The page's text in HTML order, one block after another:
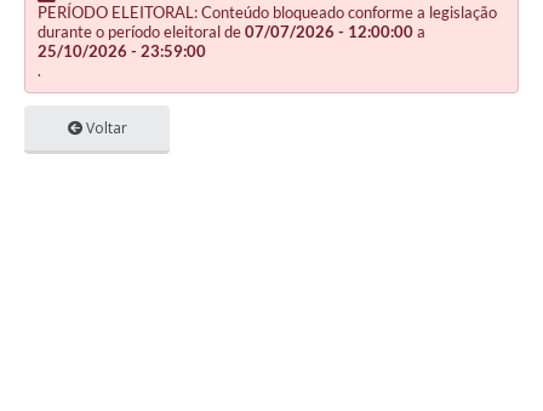
PERÍODO ELEITORAL: Conteúdo bloqueado conforme a legislação
durante o período eleitoral de07/07/2026 - 12:00:00a
25/10/2026 - 23:59:00
.
Voltar